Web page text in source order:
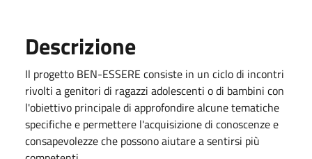
Descrizione
Il progetto BEN-ESSERE consiste in un ciclo di incontri
rivolti a genitori di ragazzi adolescenti o di bambini con
l'obiettivo principale di approfondire alcune tematiche
specifiche e permettere l'acquisizione di conoscenze e
consapevolezze che possono aiutare a sentirsi più